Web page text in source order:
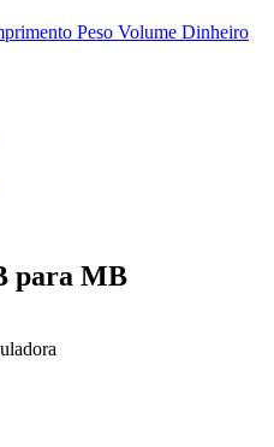
Peso Volume Dinheiro
para MB